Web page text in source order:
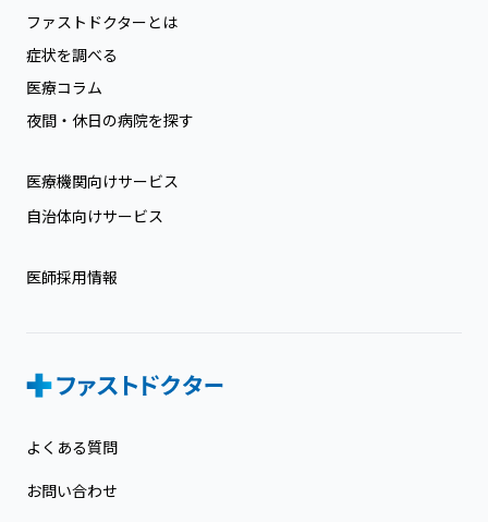
ファストドクターとは
症状を調べる
医療コラム
夜間・休日の病院を探す
医療機関向けサービス
自治体向けサービス
医師採用情報
よくある質問
お問い合わせ